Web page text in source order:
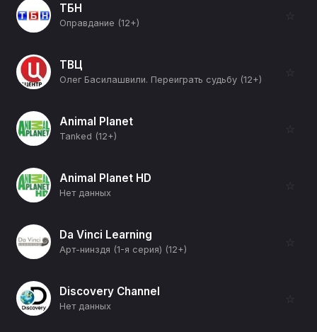
ТБН
Оправдание (12+)
☆
ТВЦ
Олег Басилашвили. Переиграть судьбу (12+)
☆
Animal Planet
Tanked (12+)
☆
Animal Planet HD
Нет данных
☆
Da Vinci Learning
Арт-нинздя (1-я серия) (12+)
☆
Discovery Channel
Нет данных
☆